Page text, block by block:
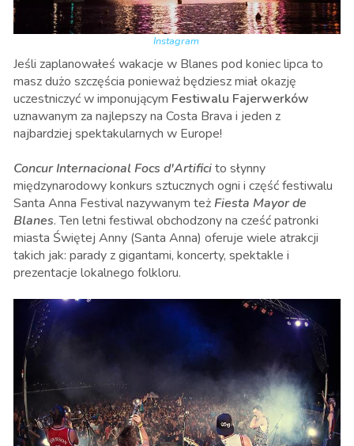
Instagram
Jeśli zaplanowałeś wakacje w Blanes pod koniec lipca to
masz dużo szczęścia ponieważ będziesz miał okazję
uczestniczyć w imponującym Festiwalu Fajerwerków
uznawanym za najlepszy na Costa Brava i jeden z
najbardziej spektakularnych w Europe!
Concur Internacional Focs d'Artificito słynny
międzynarodowy konkurs sztucznych ogni i część festiwalu
Santa Anna Festival nazywanym też Fiesta Mayor de
Blanes. Ten letni festiwal obchodzony na cześć patronki
miasta Świętej Anny (Santa Anna) oferuje wiele atrakcji
takich jak: parady z gigantami, koncerty, spektakle i
prezentacje lokalnego folkloru.